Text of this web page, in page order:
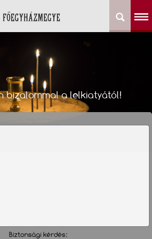
bizalommal a lelkiatyától!
Biztonsági kérdés: